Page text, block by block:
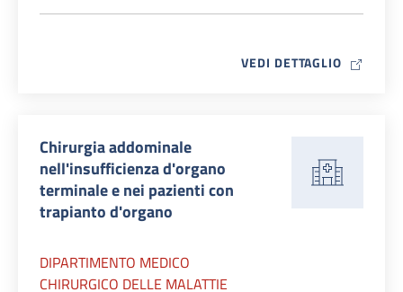
VEDI DETTAGLIO MAP ICON
Chirurgia addominale
nell'insufficienza d'organo
terminale e nei pazienti con
trapianto d'organo
DIPARTIMENTO MEDICO
CHIRURGICO DELLE MALATTIE